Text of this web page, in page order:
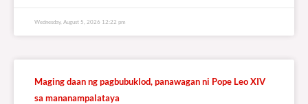
Wednesday, August 5, 2026 12:22 pm
Maging daan ng pagbubuklod, panawagan ni Pope Leo XIV
sa mananampalataya